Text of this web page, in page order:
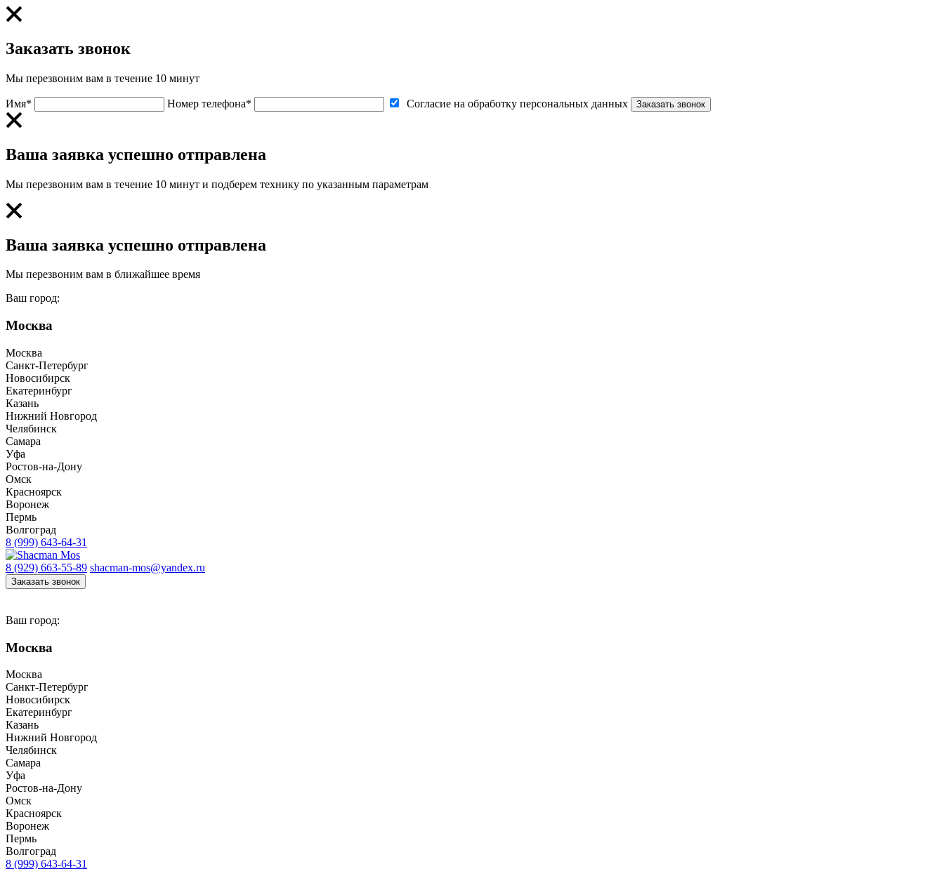
Заказать звонок
Мы перезвоним вам в течение 10 минут
Имя* Номер телефона* Согласие на обработку персональных данных Заказать звонок
Ваша заявка успешно отправлена
Мы перезвоним вам в течение 10 минут и подберем технику по указанным параметрам
Ваша заявка успешно отправлена
Мы перезвоним вам в ближайшее время
Ваш город:
Москва
Москва
Санкт-Петербург
Новосибирск
Екатеринбург
Казань
Нижний Новгород
Челябинск
Самара
Уфа
Ростов-на-Дону
Омск
Красноярск
Воронеж
Пермь
Волгоград
8 (999) 643-64-31
8 (929) 663-55-89 shacman-mos@yandex.ru
Заказать звонок
Ваш город:
Москва
Москва
Санкт-Петербург
Новосибирск
Екатеринбург
Казань
Нижний Новгород
Челябинск
Самара
Уфа
Ростов-на-Дону
Омск
Красноярск
Воронеж
Пермь
Волгоград
8 (999) 643-64-31